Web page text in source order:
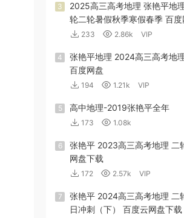
3
2025高三高考地理 张艳平地
轮二轮暑假秋季寒假春季 百度
233 2.86k VIP
4
张艳平地理 2024高三高考地
百度网盘
194 1.21k VIP
5 高中地理-2019张艳平全年
173 1.08k
6
张艳平 2023高三高考地理 二
网盘下载
172 2.57k VIP
7
张艳平 2024高三高考地理 二
日冲刺（下） 百度云网盘下载